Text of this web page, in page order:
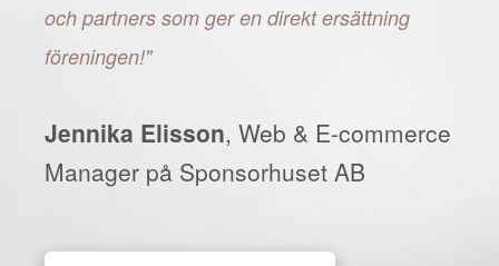
och partners som ger en direkt ersättning
föreningen!"
Jennika Elisson, Web & E-commerce
Manager på Sponsorhuset AB